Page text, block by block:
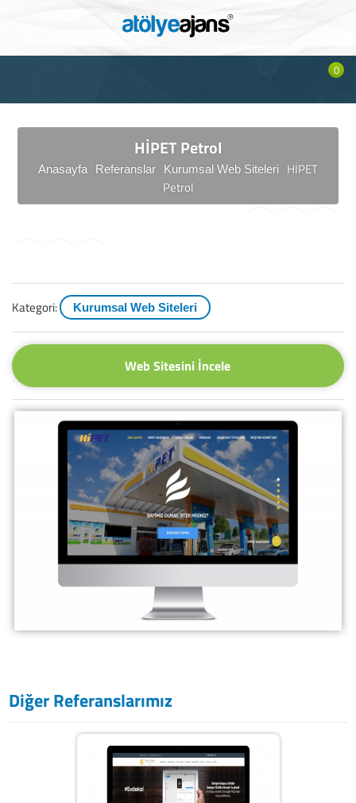
0
HİPET Petrol
Anasayfa Referanslar Kurumsal Web Siteleri
HİPET
Petrol
Kategori: Kurumsal Web Siteleri
Web Sitesini İncele
Diğer Referanslarımız